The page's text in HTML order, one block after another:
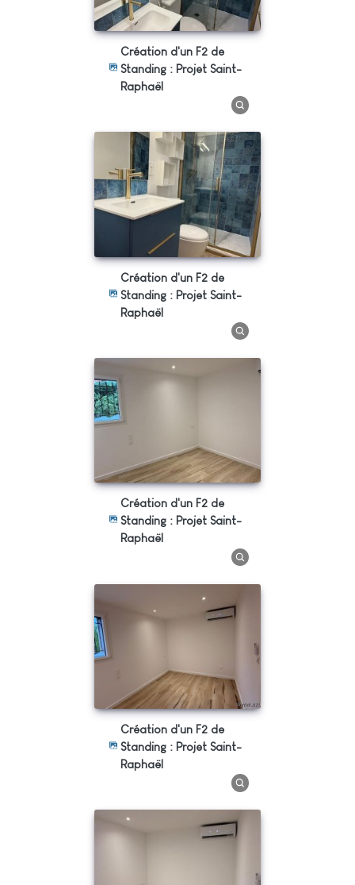
Création d'un F2 de
Standing : Projet Saint-
Raphaël
Création d'un F2 de
Standing : Projet Saint-
Raphaël
Création d'un F2 de
Standing : Projet Saint-
Raphaël
Création d'un F2 de
Standing : Projet Saint-
Raphaël